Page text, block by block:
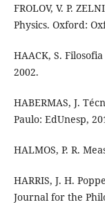
FROLOV, V. P.
Physics. Oxford:
HAACK, S.
2002.
HABERMAS, J.
Paulo: EdUnesp,
HALMOS, P. R.
HARRIS, J. H.
Journal for the